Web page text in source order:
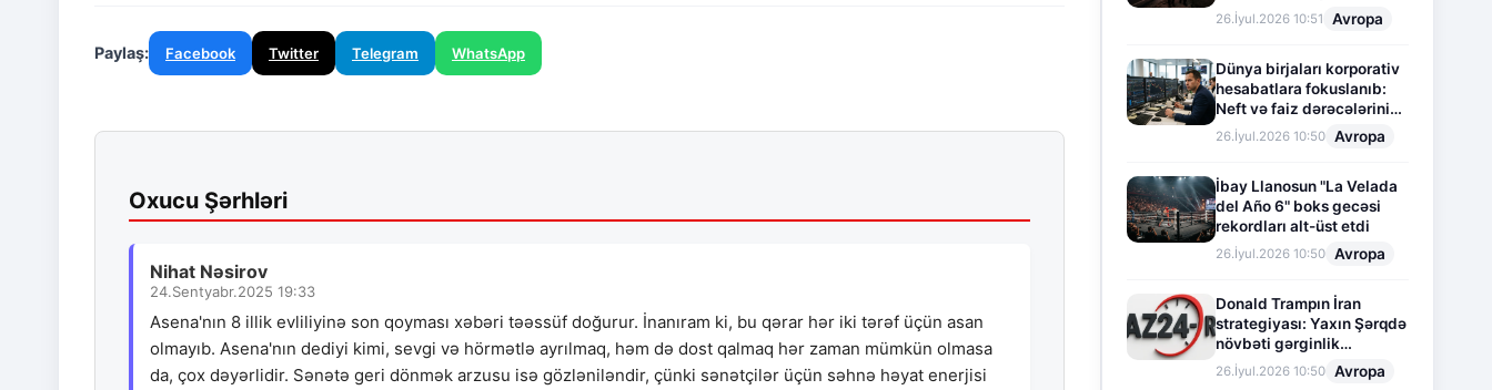
Paylaş: Facebook Twitter Telegram WhatsApp
Oxucu Şərhləri
Nihat Nəsirov
24.Sentyabr.2025 19:33
Asena'nın 8 illik evliliyinə son qoyması xəbəri təəssüf doğurur. İnanıram ki, bu qərar hər iki tərəf üçün asan
olmayıb. Asena'nın dediyi kimi, sevgi və hörmətlə ayrılmaq, həm də dost qalmaq hər zaman mümkün olmasa
da, çox dəyərlidir. Sənətə geri dönmək arzusu isə gözləniləndir, çünki sənətçilər üçün səhnə həyat enerjisi
26.İyul.2026 10:51 Avropa
Dünya birjaları korporativ
hesabatlara fokuslanıb:
Neft və faiz dərəcələrinin
təsiri altında cari vəziyyət
26.İyul.2026 10:50 Avropa
İbay Llanosun "La Velada
del Año 6" boks gecəsi
rekordları alt-üst etdi
26.İyul.2026 10:50 Avropa
Donald Trampın İran
strategiyası: Yaxın Şərqdə
növbəti gərginlik
mərhələsi
26.İyul.2026 10:50 Avropa